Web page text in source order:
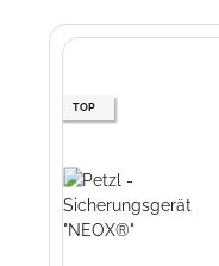
TOP